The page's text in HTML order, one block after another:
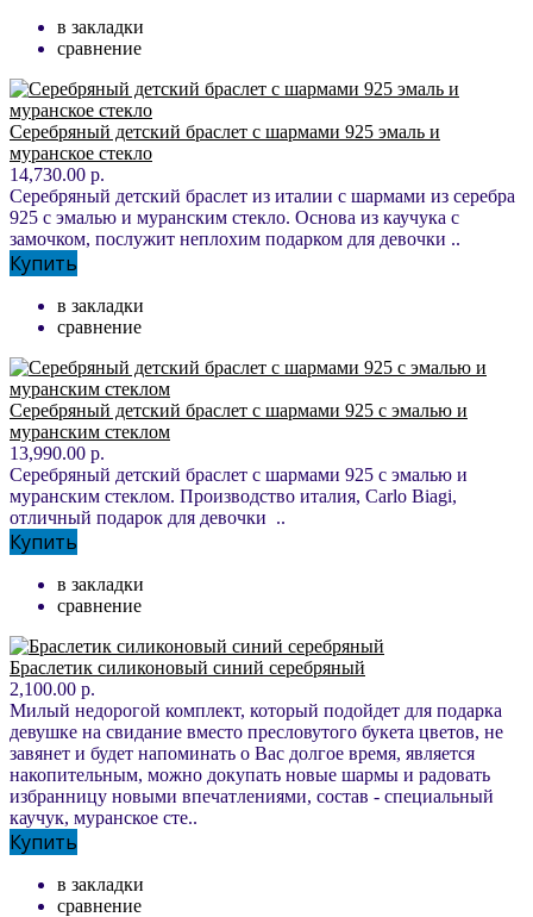
в закладки
сравнение
Серебряный детский браслет с шармами 925 эмаль и
муранское стекло
14,730.00 р.
Серебряный детский браслет из италии с шармами из серебра
925 с эмалью и муранским стекло. Основа из каучука с
замочком, послужит неплохим подарком для девочки ..
Купить
в закладки
сравнение
Серебряный детский браслет с шармами 925 с эмалью и
муранским стеклом
13,990.00 р.
Серебряный детский браслет с шармами 925 с эмалью и
муранским стеклом. Производство италия, Carlo Biagi,
отличный подарок для девочки ..
Купить
в закладки
сравнение
Браслетик силиконовый синий серебряный
2,100.00 р.
Милый недорогой комплект, который подойдет для подарка
девушке на свидание вместо пресловутого букета цветов, не
завянет и будет напоминать о Вас долгое время, является
накопительным, можно докупать новые шармы и радовать
избранницу новыми впечатлениями, состав - специальный
каучук, муранское сте..
Купить
в закладки
сравнение